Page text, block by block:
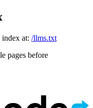
index at: /llms.txt
pages before